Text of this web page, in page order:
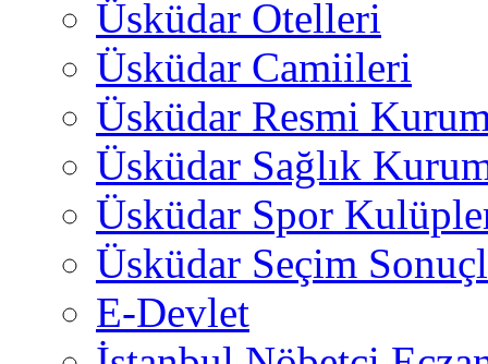
Üsküdar Otelleri
Üsküdar Camiileri
Üsküdar Resmi
Üsküdar Sağlık
Üsküdar Spor
Üsküdar Seçim
E-Devlet